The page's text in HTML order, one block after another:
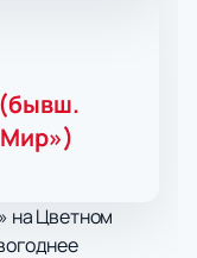
на Цветном